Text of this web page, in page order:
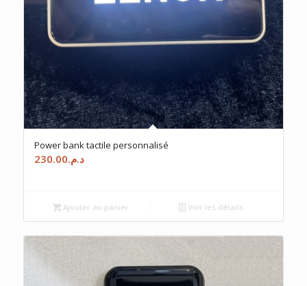
Power bank tactile personnalisé
د.م.230.00
Ajouter au panier Voir les détails